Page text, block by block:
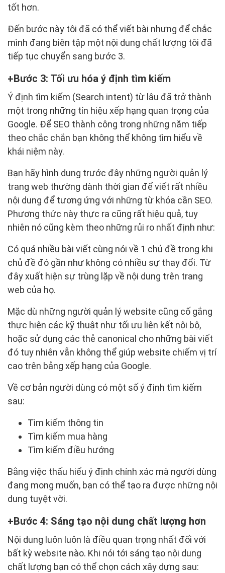
tốt hơn.
Đến bước này tôi đã có thể viết bài nhưng để chắc
mình đang biên tập một nội dung chất lượng tôi đã
tiếp tục chuyển sang bước 3.
Bước 3: Tối ưu hóa ý định tìm kiếm
Ý định tìm kiếm (Search intent) từ lâu đã trở thành
một trong những tín hiệu xếp hạng quan trọng của
Google. Để SEO thành công trong những năm tiếp
theo chắc chắn bạn không thể không tìm hiểu về
khái niệm này.
Bạn hãy hình dung trước đây những người quản lý
trang web thường dành thời gian để viết rất nhiều
nội dung để tương ứng với những từ khóa cần SEO.
Phương thức này thực ra cũng rất hiệu quả, tuy
nhiên nó cũng kèm theo những rủi ro nhất định như:
Có quá nhiều bài viết cùng nói về 1 chủ đề trong khi
chủ đề đó gần như không có nhiều sự thay đổi. Từ
đây xuất hiện sự trùng lặp về nội dung trên trang
web của họ.
Mặc dù những người quản lý website cũng cố gắng
thực hiện các kỹ thuật như tối ưu liên kết nội bộ,
hoặc sử dụng các thẻ canonical cho những bài viết
đó tuy nhiên vẫn không thể giúp website chiếm vị trí
cao trên bảng xếp hạng của Google.
Về cơ bản người dùng có một số ý định tìm kiếm
sau:
Tìm kiếm thông tin
Tìm kiếm mua hàng
Tìm kiếm điều hướng
Bằng việc thấu hiểu ý định chính xác mà người dùng
đang mong muốn, bạn có thể tạo ra được những nội
dung tuyệt vời.
Bước 4: Sáng tạo nội dung chất lượng hơn
Nội dung luôn luôn là điều quan trọng nhất đối với
bất kỳ website nào. Khi nói tới sáng tạo nội dung
chất lượng bạn có thể chọn cách xây dựng sau: